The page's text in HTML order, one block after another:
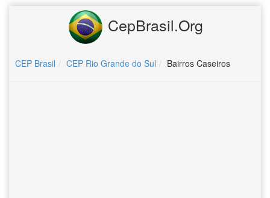
CepBrasil.Org
CEP Brasil CEP Rio Grande do Sul Bairros Caseiros